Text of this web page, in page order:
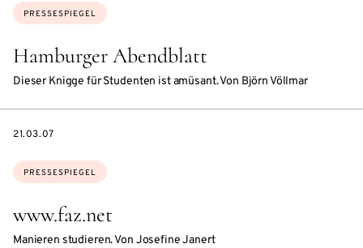
Hamburger Abendblatt
Dieser Knigge für Studenten ist amüsant. Von Björn Völlmar
Themen:
PRESSESPIEGEL
www.faz.net
Manieren studieren. Von Josefine Janert
Themen:
PRESSESPIEGEL
DATE
21.03.07